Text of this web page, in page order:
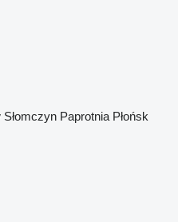
Słomczyn Paprotnia Płońsk